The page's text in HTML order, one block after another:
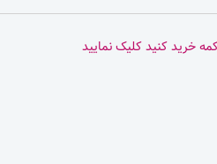
خرید کنید کلیک نمایید